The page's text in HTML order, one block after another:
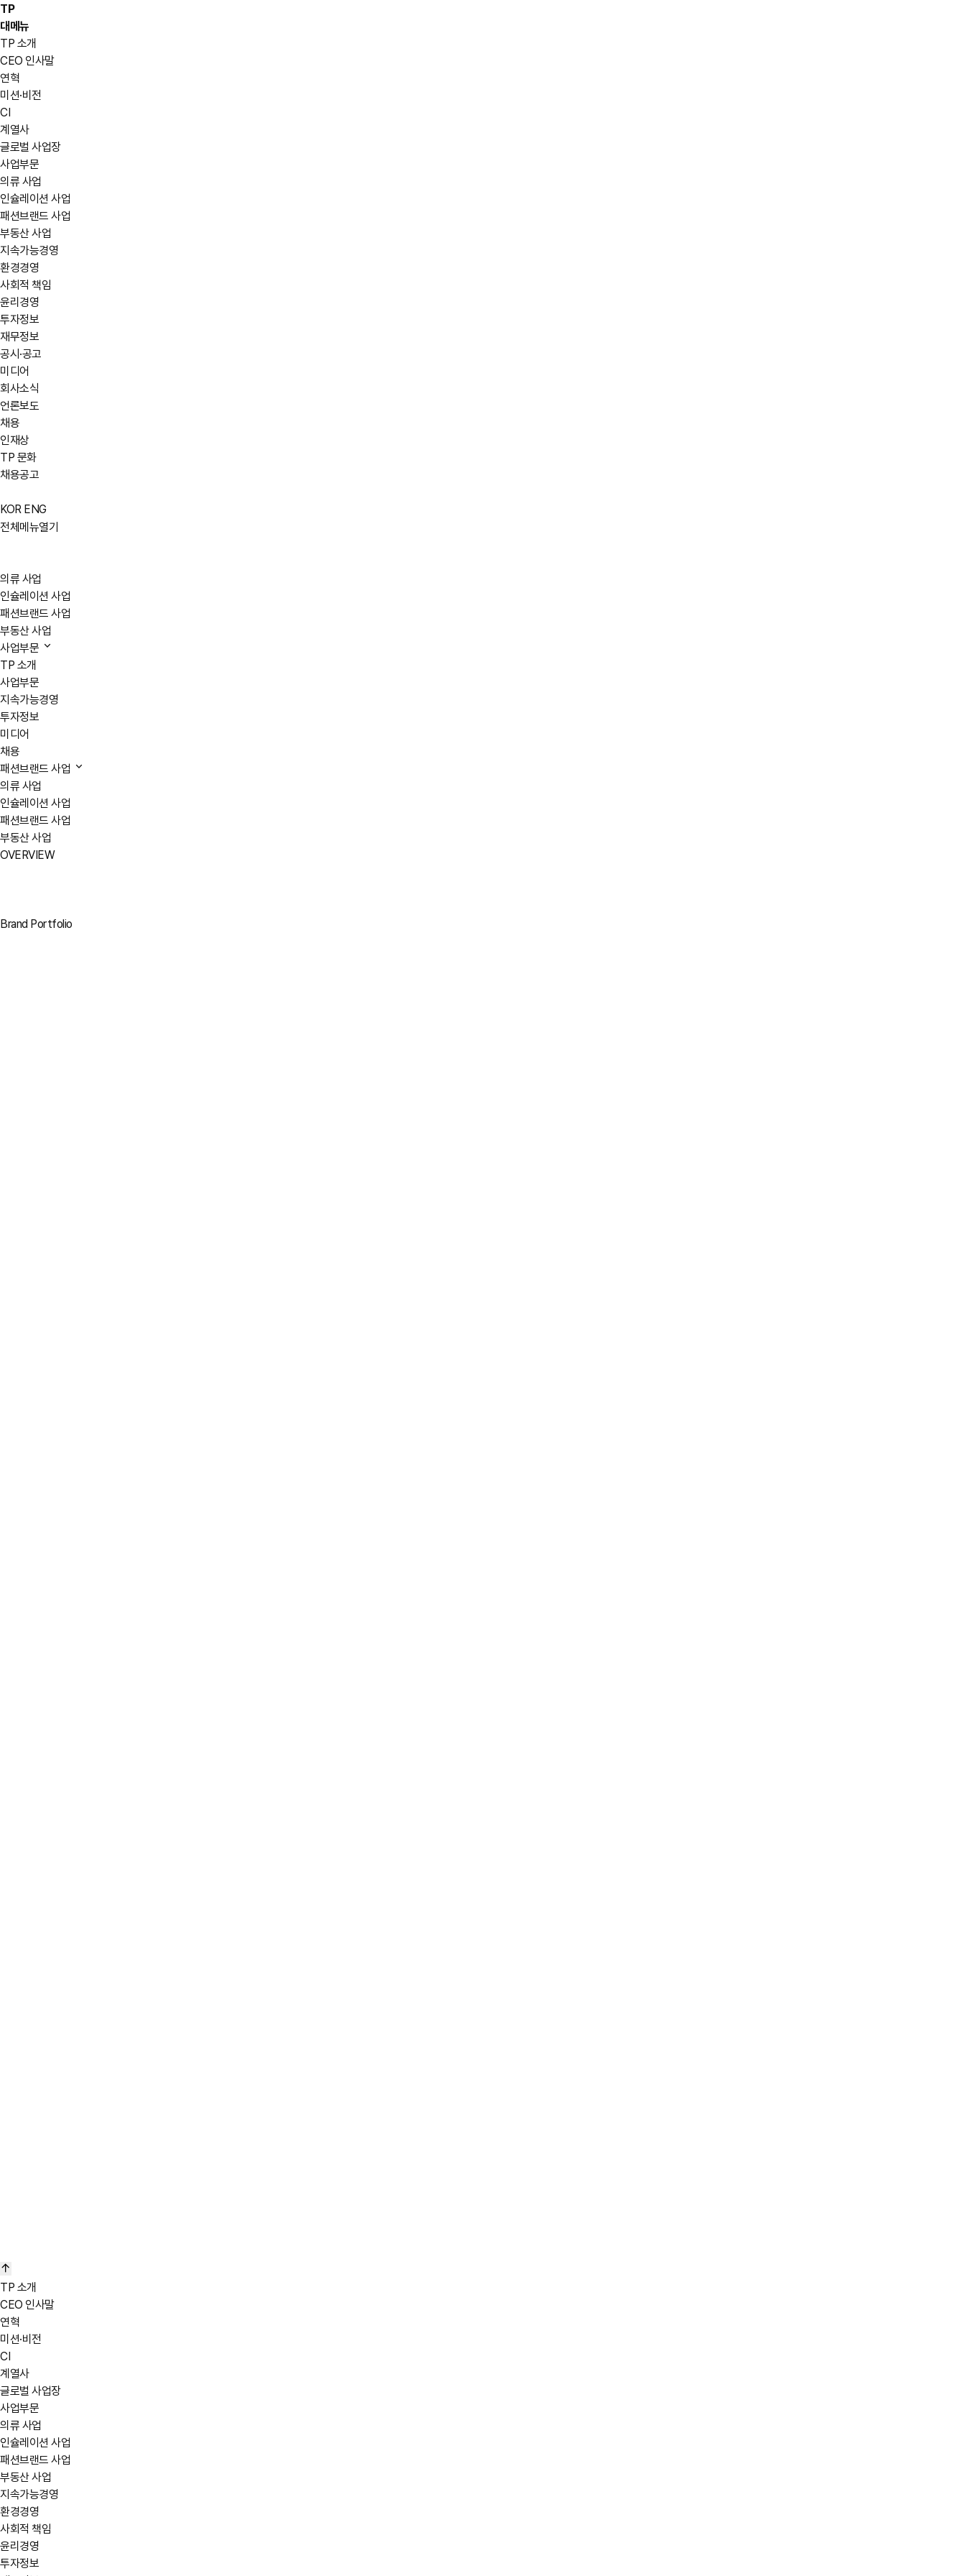
TP
대메뉴
TP 소개
CEO 인사말
연혁
미션·비전
CI
계열사
글로벌 사업장
사업부문
의류 사업
인슐레이션 사업
패션브랜드 사업
부동산 사업
지속가능경영
환경경영
사회적 책임
윤리경영
투자정보
재무정보
공시·공고
미디어
회사소식
언론보도
채용
인재상
TP 문화
채용공고
KOR ENG
전체메뉴열기
의류 사업
인슐레이션 사업
패션브랜드 사업
부동산 사업
사업부문
TP 소개
사업부문
지속가능경영
투자정보
미디어
채용
패션브랜드 사업
의류 사업
인슐레이션 사업
패션브랜드 사업
부동산 사업
OVERVIEW
Brand Portfolio
VIEW DETAILS
23 FW SEASON
VIEW DETAILS
23 SS SEASON
TP 소개
CEO 인사말
연혁
미션·비전
CI
계열사
글로벌 사업장
사업부문
의류 사업
인슐레이션 사업
패션브랜드 사업
부동산 사업
지속가능경영
환경경영
사회적 책임
윤리경영
투자정보